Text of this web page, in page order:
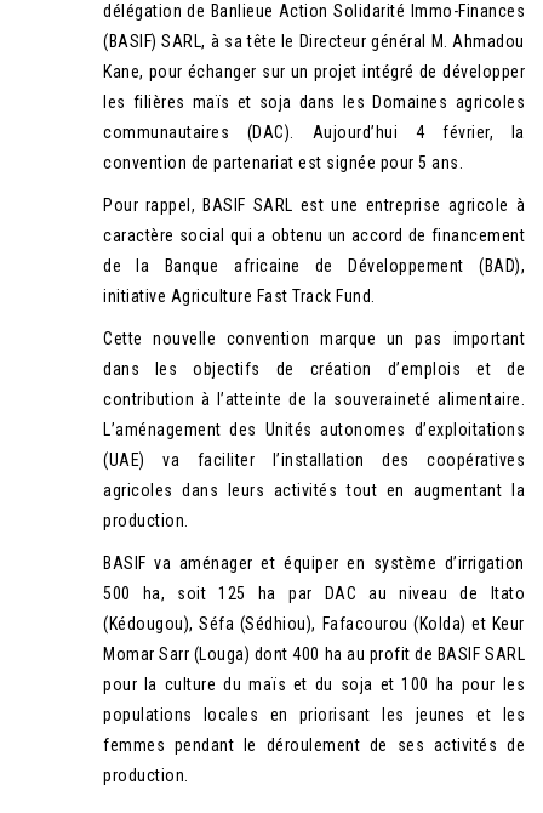
délégation de Banlieue Action Solidarité Immo-Finances
(BASIF) SARL, à sa tête le Directeur général M. Ahmadou
Kane, pour échanger sur un projet intégré de développer
les filières maïs et soja dans les Domaines agricoles
communautaires (DAC). Aujourd’hui 4 février, la
convention de partenariat est signée pour 5 ans.
Pour rappel, BASIF SARL est une entreprise agricole à
caractère social qui a obtenu un accord de financement
de la Banque africaine de Développement (BAD),
initiative Agriculture Fast Track Fund.
Cette nouvelle convention marque un pas important
dans les objectifs de création d’emplois et de
contribution à l’atteinte de la souveraineté alimentaire.
L’aménagement des Unités autonomes d’exploitations
(UAE) va faciliter l’installation des coopératives
agricoles dans leurs activités tout en augmentant la
production.
BASIF va aménager et équiper en système d’irrigation
500 ha, soit 125 ha par DAC au niveau de Itato
(Kédougou), Séfa (Sédhiou), Fafacourou (Kolda) et Keur
Momar Sarr (Louga) dont 400 ha au profit de BASIF SARL
pour la culture du maïs et du soja et 100 ha pour les
populations locales en priorisant les jeunes et les
femmes pendant le déroulement de ses activités de
production.